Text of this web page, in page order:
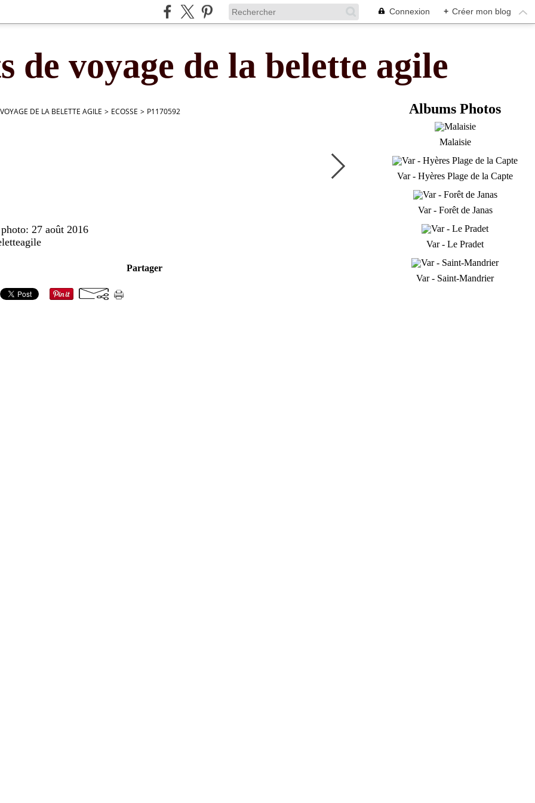
Connexion + Créer mon blog
de voyage de la belette agile
DE LA BELETTE AGILE > ECOSSE > P1170592
27 août 2016
Partager
Albums Photos
Malaisie
Var - Hyères Plage de la Capte
Var - Forêt de Janas
Var - Le Pradet
Var - Saint-Mandrier